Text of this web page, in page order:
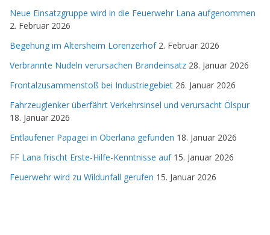
Neue Einsatzgruppe wird in die Feuerwehr Lana aufgenommen
2. Februar 2026
Begehung im Altersheim Lorenzerhof 2. Februar 2026
Verbrannte Nudeln verursachen Brandeinsatz 28. Januar 2026
Frontalzusammenstoß bei Industriegebiet 26. Januar 2026
Fahrzeuglenker überfährt Verkehrsinsel und verursacht Ölspur
18. Januar 2026
Entlaufener Papagei in Oberlana gefunden 18. Januar 2026
FF Lana frischt Erste-Hilfe-Kenntnisse auf 15. Januar 2026
Feuerwehr wird zu Wildunfall gerufen 15. Januar 2026